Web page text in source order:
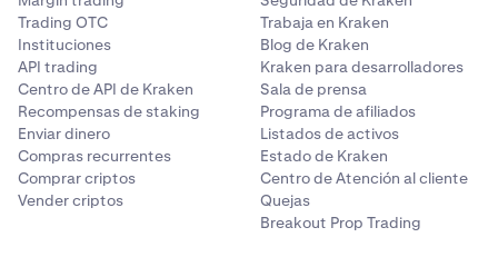
Trading OTC
Instituciones
API trading
Centro de API de Kraken
Recompensas de staking
Enviar dinero
Compras recurrentes
Comprar criptos
Vender criptos
Trabaja en Kraken
Blog de Kraken
Kraken para desarrolladores
Sala de prensa
Programa de afiliados
Listados de activos
Estado de Kraken
Centro de Atención al cliente
Quejas
Breakout Prop Trading